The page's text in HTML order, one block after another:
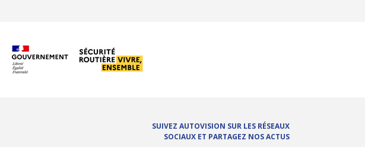
SUIVEZ AUTOVISION SUR LES RÉSEAUX
SOCIAUX ET PARTAGEZ NOS ACTUS